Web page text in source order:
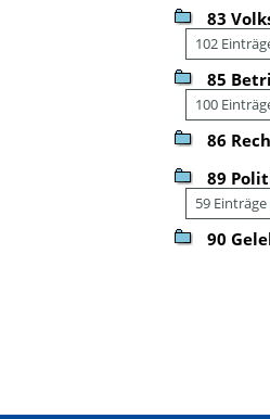
83
102
85
100
86
89
59 Einträge
90